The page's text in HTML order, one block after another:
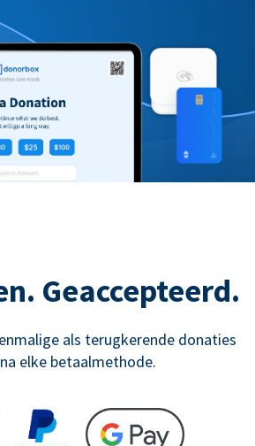
Geaccepteerd.
als terugkerende donaties
elke betaalmethode.